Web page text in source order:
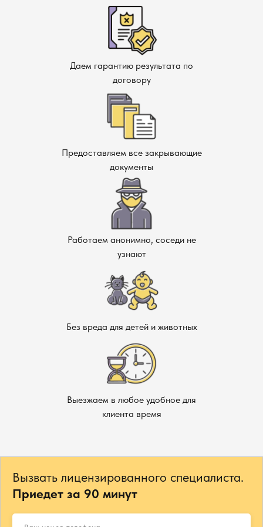
Даем гарантию результата по
договору
Предоставляем все закрывающие
документы
Работаем анонимно, соседи не
узнают
Без вреда для детей и животных
Выезжаем в любое удобное для
клиента время
Вызвать лицензированного специалиста.
Приедет за 90 минут